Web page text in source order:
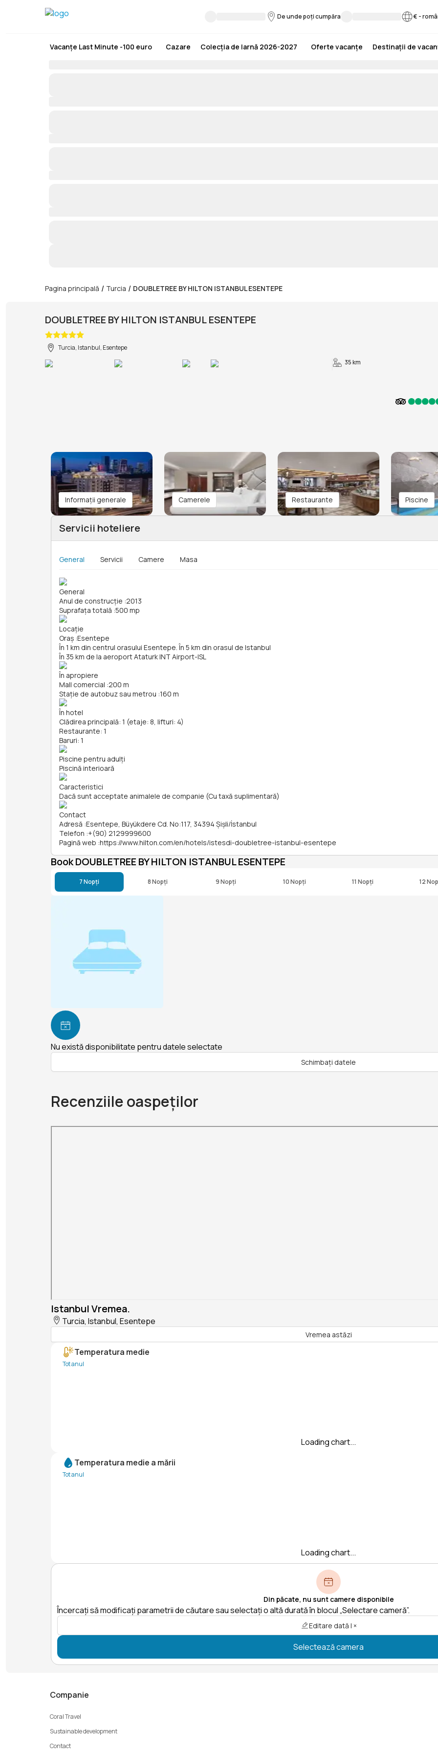
De unde poți cumpăra € -
Vacanțe Last Minute -100 euro Cazare Colecția de Iarnă 2026-2027 Oferte vacanțe Destinații de
Pagina principală / Turcia / DOUBLETREE BY HILTON ISTANBUL ESENTEPE
DOUBLETREE BY HILTON ISTANBUL ESENTEPE
Turcia, Istanbul, Esentepe
35 km
Informații generale Camerele Restaurante Piscine
Servicii hoteliere
General Servicii Camere Masa
General
Anul de construcție :2013
Suprafața totală :500 mp
Locație
Oraș :Esentepe
În 1 km din centrul orasului Esentepe. În 5 km din orasul de Istanbul
În 35 km de la aeroport Ataturk INT Airport-ISL
În apropiere
Mall comercial :200 m
Stație de autobuz sau metrou :160 m
În hotel
Clădirea principală: 1 (etaje: 8, lifturi: 4)
Restaurante: 1
Baruri: 1
Piscine pentru adulți
Piscină interioară
Caracteristici
Dacă sunt acceptate animalele de companie (Cu taxă suplimentară)
Contact
Adresă :Esentepe, Büyükdere Cd. No:117, 34394 Şişli/İstanbul
Telefon :+(90) 2129999600
Pagină web :https://www.hilton.com/en/hotels/istesdi-doubletree-istanbul-esentepe
Book DOUBLETREE BY HILTON ISTANBUL ESENTEPE
7 Nopți 8 Nopți 9 Nopți 10 Nopți 11 Nopți 12
Nu există disponibilitate pentru datele selectate
Schimbați datele
Recenziile oaspeților
Istanbul Vremea.
Turcia, Istanbul, Esentepe
Vremea astăzi
Temperatura medie
Tot anul
Loading chart...
Temperatura medie a mării
Tot anul
Loading chart...
Din păcate, nu sunt camere disponibile
Încercați să modificați parametrii de căutare sau selectați o altă durată în blocul „Selectare cameră”.
Editare dată | ×
Selectează camera
Companie
Coral Travel
Sustainable development
Contact